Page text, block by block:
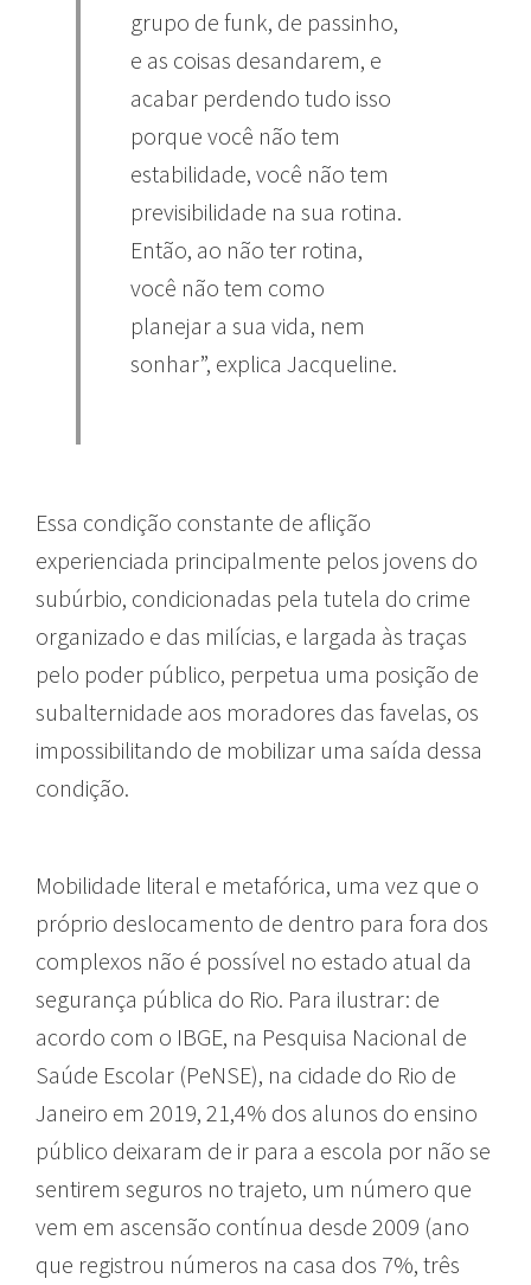
grupo de funk, de passinho,
e as coisas desandarem, e
acabar perdendo tudo isso
porque você não tem
estabilidade, você não tem
previsibilidade na sua rotina.
Então, ao não ter rotina,
você não tem como
planejar a sua vida, nem
sonhar”, explica Jacqueline.
Essa condição constante de aflição
experienciada principalmente pelos jovens do
subúrbio, condicionadas pela tutela do crime
organizado e das milícias, e largada às traças
pelo poder público, perpetua uma posição de
subalternidade aos moradores das favelas, os
impossibilitando de mobilizar uma saída dessa
condição.
Mobilidade literal e metafórica, uma vez que o
próprio deslocamento de dentro para fora dos
complexos não é possível no estado atual da
segurança pública do Rio. Para ilustrar: de
acordo com o IBGE, na Pesquisa Nacional de
Saúde Escolar (PeNSE), na cidade do Rio de
Janeiro em 2019, 21,4% dos alunos do ensino
público deixaram de ir para a escola por não se
sentirem seguros no trajeto, um número que
vem em ascensão contínua desde 2009 (ano
que registrou números na casa dos 7%, três